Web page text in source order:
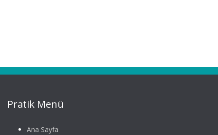
Pratik Menü
Ana Sayfa